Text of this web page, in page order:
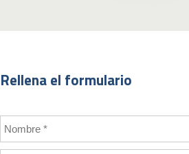
Rellena el formulario